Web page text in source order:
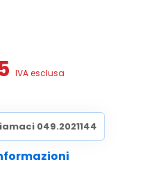
Il
attuale
è:
€29,75.
IVA esclusa
049.2021144